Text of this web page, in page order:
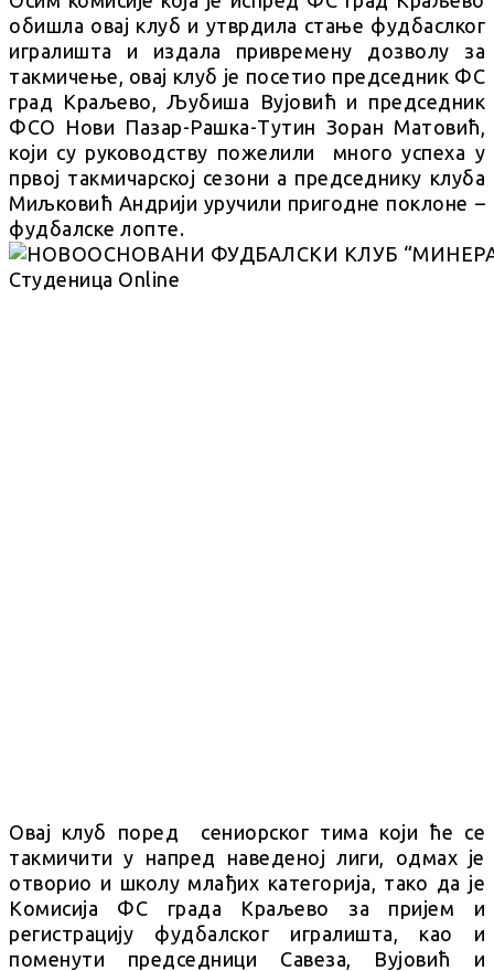
обишла овај клуб и утврдила стање фудбаслког
игралишта и издала привремену дозволу за
такмичење, овај клуб је посетио председник ФС
град Краљево, Љубиша Вујовић и председник
ФСО Нови Пазар-Рашка-Тутин Зоран Матовић,
који су руководству пожелили много успеха у
првој такмичарској сезони а председнику клуба
Миљковић Андрији уручили пригодне поклоне –
фудбалске лопте.
Овај клуб поред сениорског тима који ће се
такмичити у напред наведеној лиги, одмах је
отворио и школу млађих категорија, тако да је
Комисија ФС града Краљево за пријем и
регистрацију фудбалског игралишта, као и
поменути председници Савеза, Вујовић и